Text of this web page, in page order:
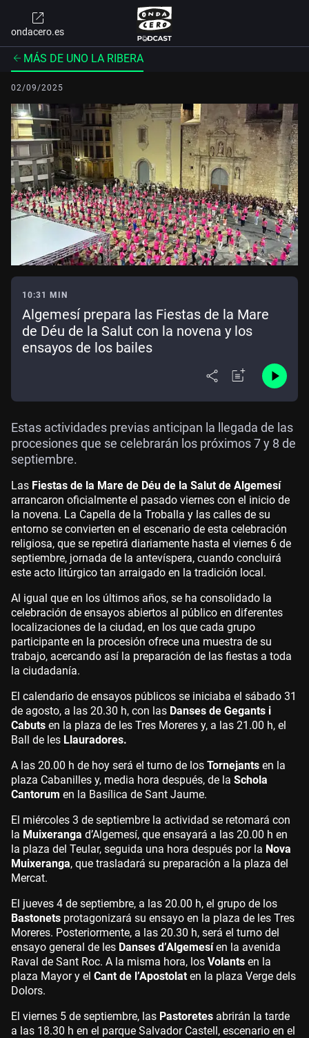
ondacero.es
MÁS DE UNO LA RIBERA
02/09/2025
10:31 MIN
Algemesí prepara las Fiestas de la Mare
de Déu de la Salut con la novena y los
ensayos de los bailes
Estas actividades previas anticipan la llegada de las
procesiones que se celebrarán los próximos 7 y 8 de
septiembre.
Las Fiestas de la Mare de Déu de la Salut de Algemesí
arrancaron oficialmente el pasado viernes con el inicio de
la novena. La Capella de la Troballa y las calles de su
entorno se convierten en el escenario de esta celebración
religiosa, que se repetirá diariamente hasta el viernes 6 de
septiembre, jornada de la antevíspera, cuando concluirá
este acto litúrgico tan arraigado en la tradición local.
Al igual que en los últimos años, se ha consolidado la
celebración de ensayos abiertos al público en diferentes
localizaciones de la ciudad, en los que cada grupo
participante en la procesión ofrece una muestra de su
trabajo, acercando así la preparación de las fiestas a toda
la ciudadanía.
El calendario de ensayos públicos se iniciaba el sábado 31
de agosto, a las 20.30 h, con las Danses de Gegants i
Cabuts en la plaza de les Tres Moreres y, a las 21.00 h, el
Ball de les Llauradores.
A las 20.00 h de hoy será el turno de los Tornejants en la
plaza Cabanilles y, media hora después, de la Schola
Cantorum en la Basílica de Sant Jaume.
El miércoles 3 de septiembre la actividad se retomará con
la Muixeranga d’Algemesí, que ensayará a las 20.00 h en
la plaza del Teular, seguida una hora después por la Nova
Muixeranga, que trasladará su preparación a la plaza del
Mercat.
El jueves 4 de septiembre, a las 20.00 h, el grupo de los
Bastonets protagonizará su ensayo en la plaza de les Tres
Moreres. Posteriormente, a las 20.30 h, será el turno del
ensayo general de les Danses d’Algemesíen la avenida
Raval de Sant Roc. A la misma hora, los Volants en la
plaza Mayor y el Cant de l’Apostolat en la plaza Verge dels
Dolors.
El viernes 5 de septiembre, las Pastoretes abrirán la tarde
a las 18.30 h en el parque Salvador Castell, escenario en el